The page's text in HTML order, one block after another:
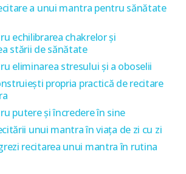
a unui mantra pentru sănătate
echilibrarea chakrelor și
stării de sănătate
eliminarea stresului și a oboselii
propria practică de recitare
putere și încredere în sine
unui mantra în viața de zi cu zi
recitarea unui mantra în rutina